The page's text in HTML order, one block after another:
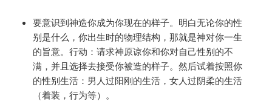
要意识到神造你成为你现在的样子。明白无论你的性
别是什么，你出生时的物理结构，那就是神对你一生
的旨意。行动：请求神原谅你和你对自己性别的不
满，并且选择去接受你被造的样子。然后试着按照你
的性别生活：男人过阳刚的生活，女人过阴柔的生活
（着装，行为等）。